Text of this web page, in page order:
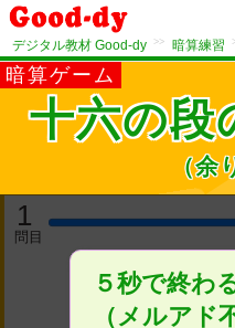
デジタル教材 Good-dy >> 暗算練習
暗算ゲーム
十六の段
（余
1
問目
５秒で終わ
（メルアド